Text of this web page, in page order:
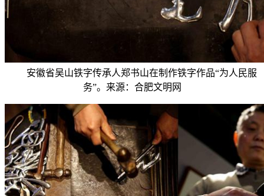
安徽省吴山铁字传承人郑书山在制作铁字作品“为人民服
务”。来源：合肥文明网